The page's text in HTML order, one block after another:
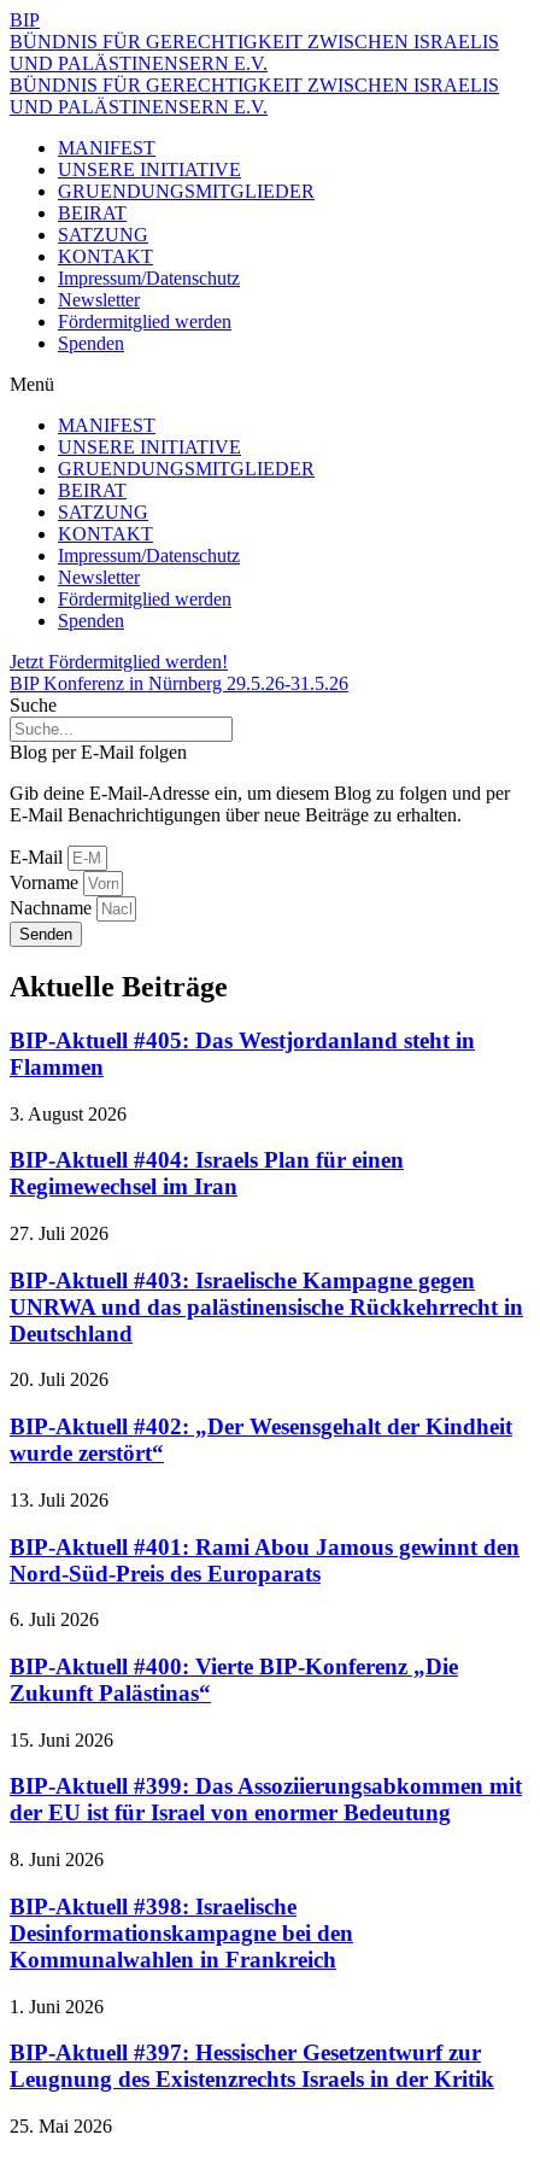
BIP
BÜNDNIS FÜR GERECHTIGKEIT ZWISCHEN ISRAELIS
UND PALÄSTINENSERN E.V.
BÜNDNIS FÜR GERECHTIGKEIT ZWISCHEN ISRAELIS
UND PALÄSTINENSERN E.V.
MANIFEST
UNSERE INITIATIVE
GRUENDUNGSMITGLIEDER
BEIRAT
SATZUNG
KONTAKT
Impressum/Datenschutz
Newsletter
Fördermitglied werden
Spenden
Menü
MANIFEST
UNSERE INITIATIVE
GRUENDUNGSMITGLIEDER
BEIRAT
SATZUNG
KONTAKT
Impressum/Datenschutz
Newsletter
Fördermitglied werden
Spenden
Jetzt Fördermitglied werden!
BIP Konferenz in Nürnberg 29.5.26-31.5.26
Suche
Blog per E-Mail folgen
Gib deine E-Mail-Adresse ein, um diesem Blog zu folgen und per
E-Mail Benachrichtigungen über neue Beiträge zu erhalten.
E-Mail
Vorname
Nachname
Senden
Aktuelle Beiträge
BIP-Aktuell #405: Das Westjordanland steht in
Flammen
3. August 2026
BIP-Aktuell #404: Israels Plan für einen
Regimewechsel im Iran
27. Juli 2026
BIP-Aktuell #403: Israelische Kampagne gegen
UNRWA und das palästinensische Rückkehrrecht in
Deutschland
20. Juli 2026
BIP-Aktuell #402: „Der Wesensgehalt der Kindheit
wurde zerstört“
13. Juli 2026
BIP-Aktuell #401: Rami Abou Jamous gewinnt den
Nord-Süd-Preis des Europarats
6. Juli 2026
BIP-Aktuell #400: Vierte BIP-Konferenz „Die
Zukunft Palästinas“
15. Juni 2026
BIP-Aktuell #399: Das Assoziierungsabkommen mit
der EU ist für Israel von enormer Bedeutung
8. Juni 2026
BIP-Aktuell #398: Israelische
Desinformationskampagne bei den
Kommunalwahlen in Frankreich
1. Juni 2026
BIP-Aktuell #397: Hessischer Gesetzentwurf zur
Leugnung des Existenzrechts Israels in der Kritik
25. Mai 2026